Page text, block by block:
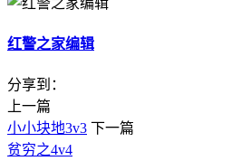
红警之家编辑
分享到：
上一篇
小小块地3v3 下一篇
贫穷之4v4